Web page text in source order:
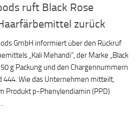
ruft Black Rose
zurück
GmbH informiert über den Rückruf
„Kali Mehandi“, der Marke „Black
50 g Packung und den Chargennummern
444. Wie das Unternehmen mitteilt,
Produkt p-Phenylendiamin (PPD)